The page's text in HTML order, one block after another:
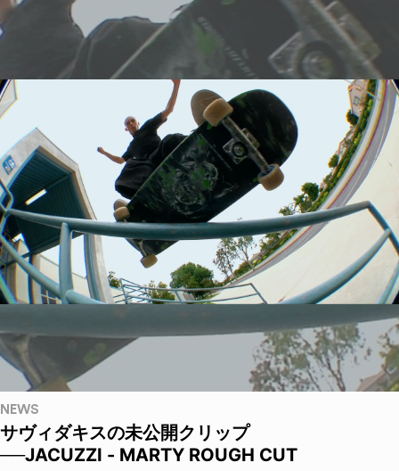
NEWS
サヴィダキスの未公開クリップ
──JACUZZI - MARTY ROUGH CUT